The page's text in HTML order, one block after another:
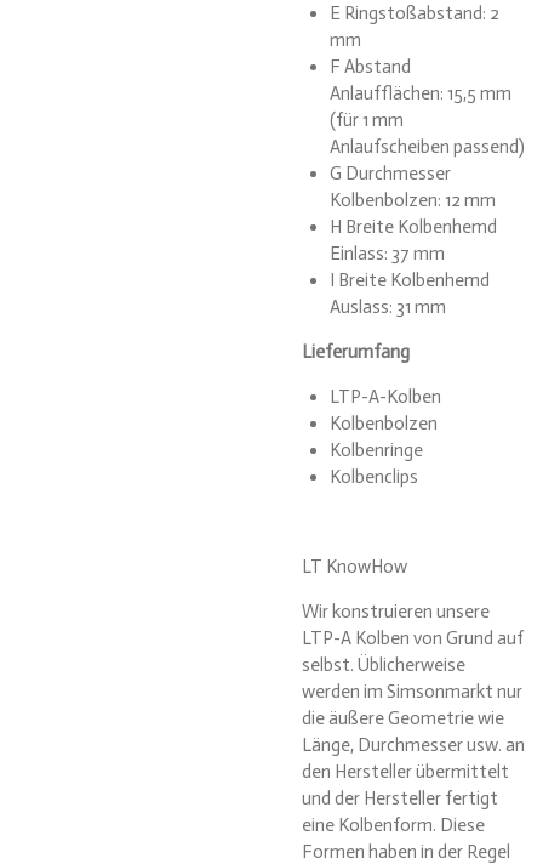
E Ringstoßabstand: 2
mm
F Abstand
Anlaufflächen: 15,5 mm
(für 1 mm
Anlaufscheiben passend)
G Durchmesser
Kolbenbolzen: 12 mm
H Breite Kolbenhemd
Einlass: 37 mm
I Breite Kolbenhemd
Auslass: 31 mm
Lieferumfang
LTP-A-Kolben
Kolbenbolzen
Kolbenringe
Kolbenclips
LT KnowHow
Wir konstruieren unsere
LTP-A Kolben von Grund auf
selbst. Üblicherweise
werden im Simsonmarkt nur
die äußere Geometrie wie
Länge, Durchmesser usw. an
den Hersteller übermittelt
und der Hersteller fertigt
eine Kolbenform. Diese
Formen haben in der Regel